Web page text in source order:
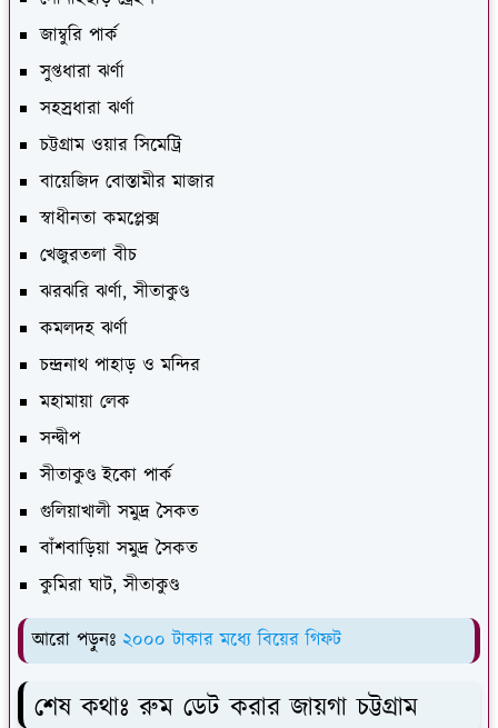
জাম্বুরি পার্ক
সুপ্তধারা ঝর্ণা
সহস্রধারা ঝর্ণা
চট্টগ্রাম ওয়ার সিমেট্রি
বায়েজিদ বোস্তামীর মাজার
স্বাধীনতা কমপ্লেক্স
খেজুরতলা বীচ
ঝরঝরি ঝর্ণা, সীতাকুণ্ড
কমলদহ ঝর্ণা
চন্দ্রনাথ পাহাড় ও মন্দির
মহামায়া লেক
সন্দ্বীপ
সীতাকুণ্ড ইকো পার্ক
গুলিয়াখালী সমুদ্র সৈকত
বাঁশবাড়িয়া সমুদ্র সৈকত
কুমিরা ঘাট, সীতাকুণ্ড
আরো পড়ুনঃ ২০০০ টাকার মধ্যে বিয়ের গিফট
শেষ কথাঃ রুম ডেট করার জায়গা চট্টগ্রাম